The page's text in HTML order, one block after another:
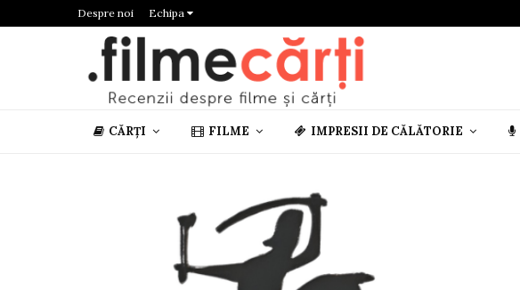
Despre noi Echipa
CĂRȚI FILME IMPRESII DE CĂLĂTORIE